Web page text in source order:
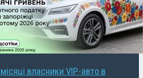
власники VIP-авто в